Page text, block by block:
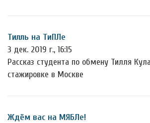
Тилль на ТиПЛе
3 дек. 2019 г., 16:15
Рассказ студента по обмену Тилля
стажировке в Москве
Ждём вас на МЯБЛе!